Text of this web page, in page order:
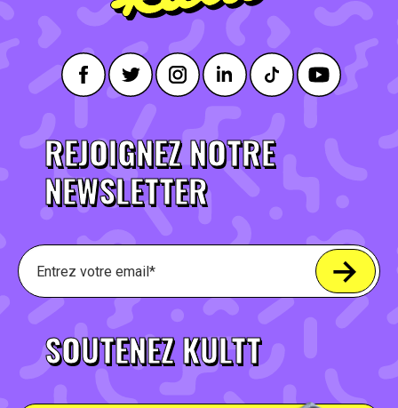
REJOIGNEZ NOTRE
NEWSLETTER
SOUTENEZ KULTT